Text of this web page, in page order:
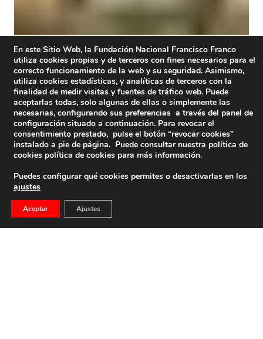
En este Sitio Web, la Fundación Nacional Francisco Franco
utiliza cookies propias y de terceros con fines necesarios para el
correcto funcionamiento de la web y su seguridad. Asimismo,
utiliza cookies estadísticas, y analíticas de terceros con la
finalidad de medir visitas y fuentes de tráfico web. Puede
aceptarlas todas, solo algunas de ellas o simplemente las
necesarias, configurando sus preferencias a través del panel de
configuración situado a continuación. Para revocar el
consentimiento prestado, pulse el botón “revocar cookies”
instalado a pie de página. Puede consultar nuestra política de
cookies política de cookies para más información.
Puedes configurar qué cookies permites o desactivarlas en los
ajustes
Aceptar Ajustes